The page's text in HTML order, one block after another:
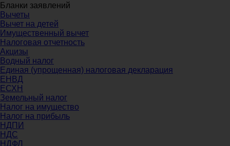
Бланки заявлений
Вычеты
Вычет на детей
Имущественный вычет
Налоговая отчетность
Акцизы
Водный налог
Единая (упрощенная) налоговая декларация
ЕНВД
ЕСХН
Земельный налог
Налог на имущество
Налог на прибыль
НДПИ
НДС
НДФЛ